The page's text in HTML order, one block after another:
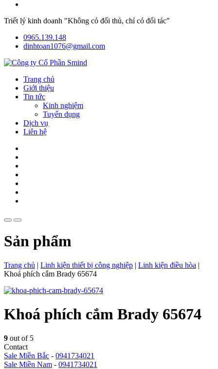
Triết lý kinh doanh "Không có đối thủ, chỉ có đối tác"
0965.139.148
dinhtoan1076@gmail.com
Trang chủ
Giới thiệu
Tin tức
Kinh nghiệm
Tuyển dụng
Dịch vụ
Liên hệ
Sản phẩm
Trang chủ | Linh kiện thiết bị công nghiệp | Linh kiện điều hòa |
Khoá phích cắm Brady 65674
Khoá phích cắm Brady 65674
9 out of 5
Contact
Sale Miền Bắc - 0941734021
Sale Miền Nam - 0941734021